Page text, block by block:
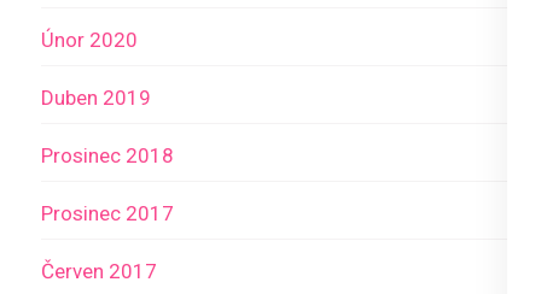
Únor 2020
Duben 2019
Prosinec 2018
Prosinec 2017
Červen 2017